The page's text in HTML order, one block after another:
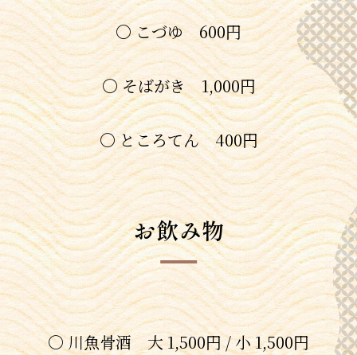
〇 こづゆ 600円
〇 そばがき 1,000円
〇 ところてん 400円
お飲み物
〇 川魚骨酒 大 1,500円 / 小 1,500円